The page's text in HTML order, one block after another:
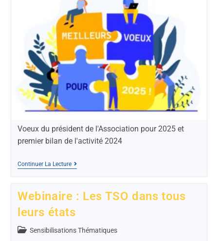
Voeux du président de l'Association pour 2025 et
premier bilan de l'activité 2024
Continuer La Lecture
Webinaire : Les TSO dans tous
leurs états
Sensibilisations Thématiques